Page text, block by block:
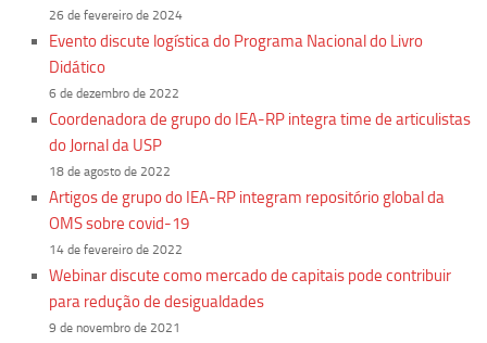
26 de fevereiro de 2024
Evento discute logística do Programa Nacional do Livro
Didático
6 de dezembro de 2022
Coordenadora de grupo do IEA-RP integra time de articulistas
do Jornal da USP
18 de agosto de 2022
Artigos de grupo do IEA-RP integram repositório global da
OMS sobre covid-19
14 de fevereiro de 2022
Webinar discute como mercado de capitais pode contribuir
para redução de desigualdades
9 de novembro de 2021